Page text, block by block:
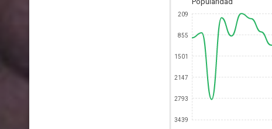
209
855
1501
2147
2793
3439